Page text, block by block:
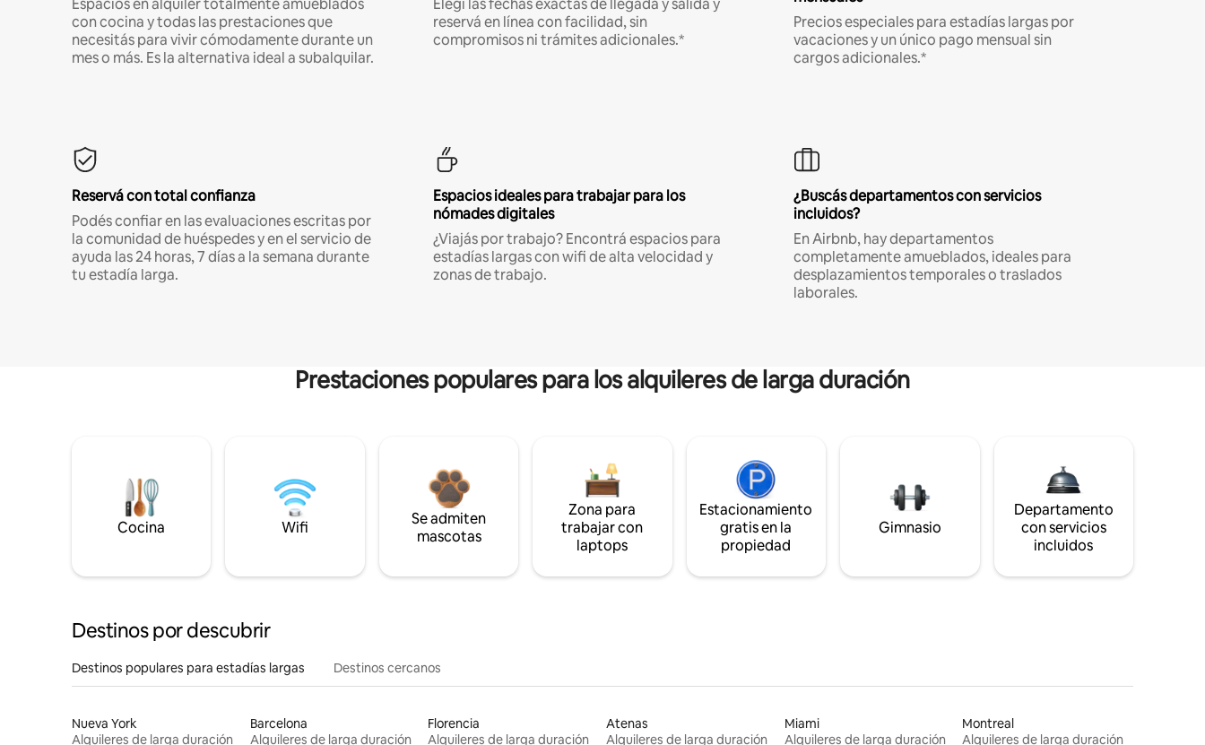
Espacios en alquiler totalmente amueblados
con cocina y todas las prestaciones que
necesitás para vivir cómodamente durante un
mes o más. Es la alternativa ideal a subalquilar.
Elegí las fechas exactas de llegada y salida y
reservá en línea con facilidad, sin
compromisos ni trámites adicionales.*
Precios especiales para estadías largas por
vacaciones y un único pago mensual sin
cargos adicionales.*
Reservá con total confianza
Podés confiar en las evaluaciones escritas por
la comunidad de huéspedes y en el servicio de
ayuda las 24 horas, 7 días a la semana durante
tu estadía larga.
Espacios ideales para trabajar para los
nómades digitales
¿Viajás por trabajo? Encontrá espacios para
estadías largas con wifi de alta velocidad y
zonas de trabajo.
¿Buscás departamentos con servicios
incluidos?
En Airbnb, hay departamentos
completamente amueblados, ideales para
desplazamientos temporales o traslados
laborales.
Prestaciones populares para los alquileres de larga duración
Cocina Wifi
Se admiten
mascotas
Zona para
trabajar con
laptops
Estacionamiento
gratis en la
propiedad
Gimnasio
Departamento
con servicios
incluidos
Destinos por descubrir
Destinos populares para estadías largas Destinos cercanos
Nueva York
Alquileres de larga duración
Barcelona
Alquileres de larga duración
Florencia
Alquileres de larga duración
Atenas
Alquileres de larga duración
Miami
Alquileres de larga duración
Montreal
Alquileres de larga duración